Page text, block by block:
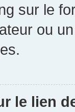
sur le
ou
le lien